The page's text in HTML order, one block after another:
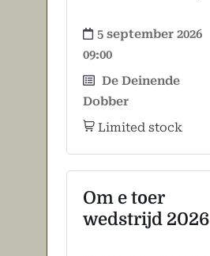
5 september 2026
09:00
De Deinende
Dobber
Limited stock
Om e toer
wedstrijd 2026